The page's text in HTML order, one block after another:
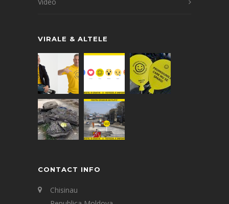
VIRALE & ALTELE
CONTACT INFO
Chisinau